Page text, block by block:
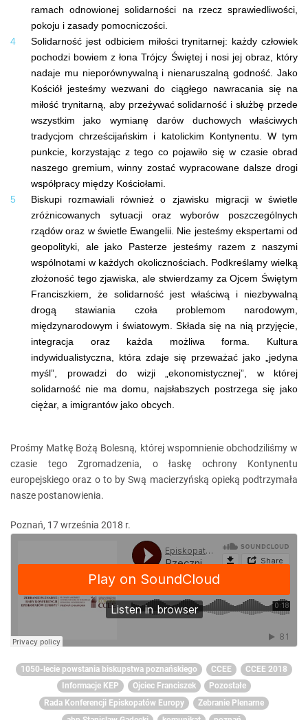
ramach odnowionej solidarności na rzecz sprawiedliwości,
pokoju i zasady pomocniczości.
Solidarność jest odbiciem miłości trynitarnej: każdy człowiek
pochodzi bowiem z łona Trójcy Świętej i nosi jej obraz, który
nadaje mu nieporównywalną i nienaruszalną godność. Jako
Kościół jesteśmy wezwani do ciągłego nawracania się na
miłość trynitarną, aby przeżywać solidarność i służbę przede
wszystkim jako wymianę darów duchowych właściwych
tradycjom chrześcijańskim i katolickim Kontynentu. W tym
punkcie, korzystając z tego co pojawiło się w czasie obrad
naszego gremium, winny zostać wypracowane dalsze drogi
współpracy między Kościołami.
Biskupi rozmawiali również o zjawisku migracji w świetle
zróżnicowanych sytuacji oraz wyborów poszczególnych
rządów oraz w świetle Ewangelii. Nie jesteśmy ekspertami od
geopolityki, ale jako Pasterze jesteśmy razem z naszymi
wspólnotami w każdych okolicznościach. Podkreślamy wielką
złożoność tego zjawiska, ale stwierdzamy za Ojcem Świętym
Franciszkiem, że solidarność jest właściwą i niezbywalną
drogą stawiania czoła problemom narodowym,
międzynarodowym i światowym. Składa się na nią przyjęcie,
integracja oraz każda możliwa forma. Kultura
indywidualistyczna, która zdaje się przeważać jako „jedyna
myśl”, prowadzi do wizji „ekonomistycznej”, w której
solidarność nie ma domu, najsłabszych postrzega się jako
ciężar, a imigrantów jako obcych.
Prośmy Matkę Bożą Bolesną, której wspomnienie obchodziliśmy w
czasie tego Zgromadzenia, o łaskę ochrony Kontynentu
europejskiego oraz o to by Swą macierzyńską opieką podtrzymała
nasze postanowienia.
Poznań, 17 września 2018 r.
1050-lecie powstania biskupstwa poznańskiego CCEE
CCEE 2018
Informacje KEP
Ojciec Franciszek
Pozostałe
Rada Konferencji Episkopatów Europy
Zebranie Plenarne